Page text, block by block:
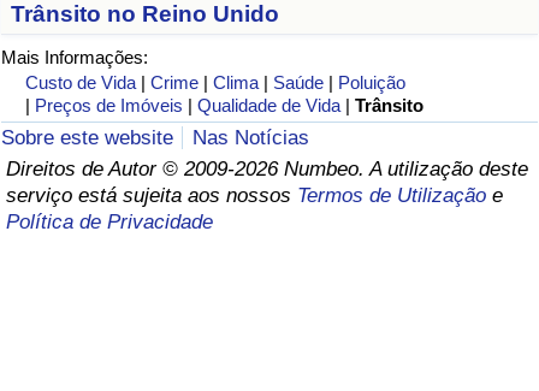
Trânsito no Reino Unido
Mais Informações:
Custo de Vida |Crime |Clima | Saúde | Poluição
| Preços de Imóveis |Qualidade de Vida |Trânsito
Sobre este website
Nas Notícias
Direitos de Autor © 2009-2026 Numbeo. A utilização deste
serviço está sujeita aos nossos Termos de Utilização e
Política de Privacidade
Indicador de Custo de Vida Por País
em Aqaba
Indicador de Preços de Imóveis por País
Índice de qualidade de vida por país
Crime
Taxa do Indicador de Crime (Atual)
Indicador de Crime